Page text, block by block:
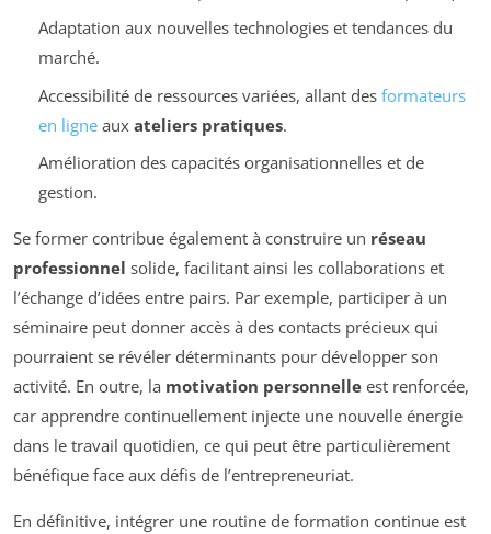
Adaptation aux nouvelles technologies et tendances du
marché.
Accessibilité de ressources variées, allant des formateurs
en ligneaux ateliers pratiques.
Amélioration des capacités organisationnelles et de
gestion.
Se former contribue également à construire un réseau
professionnel solide, facilitant ainsi les collaborations et
l’échange d’idées entre pairs. Par exemple, participer à un
séminaire peut donner accès à des contacts précieux qui
pourraient se révéler déterminants pour développer son
activité. En outre, la motivation personnelle est renforcée,
car apprendre continuellement injecte une nouvelle énergie
dans le travail quotidien, ce qui peut être particulièrement
bénéfique face aux défis de l’entrepreneuriat.
En définitive, intégrer une routine de formation continue est